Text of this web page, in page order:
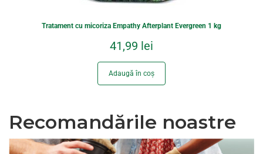
Tratament cu micoriza Empathy Afterplant Evergreen 1 kg
41,99 lei
Adaugă în coș
Recomandările noastre